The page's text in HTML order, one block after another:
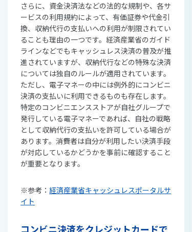
さらに、資金決済法などの法的な規制や、各サ
ービスの利用規約によって、有価証券や代金引
換、収納代行の支払いへの利用が制限されてい
ることも理由の一つです。経済産業省のガイド
ラインなどでもキャッシュレス決済の普及が推
進されていますが、収納代行などの特殊な決済
については独自のルールが適用されています。
ただし、電子マネーの中には例外的にコンビニ
決済の支払いに利用できるものも存在します。
特定のコンビニエンスストアが自社グループで
発行している電子マネーであれば、自社の戦略
として収納代行の支払いを許可している場合が
あります。消費者は自分が利用したい決済手段
が対応しているかどうかを事前に確認すること
が重要となります。
※参考： 経済産業省キャッシュレスポータルサ
イト
コンビニ決済をクレジットカードで